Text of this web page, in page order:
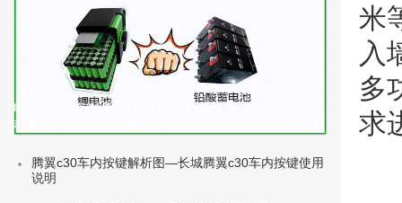
米
入
多
求
电动车电池的种类及标准(电动车 电池
种类)
腾翼c30车内按键解析图—长城腾翼c30车内按键使用
说明